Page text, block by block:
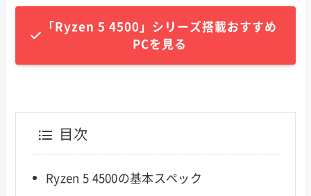
「Ryzen 5 4500」シリーズ搭載おすすめ
PCを見る
目次
Ryzen 5 4500の基本スペック